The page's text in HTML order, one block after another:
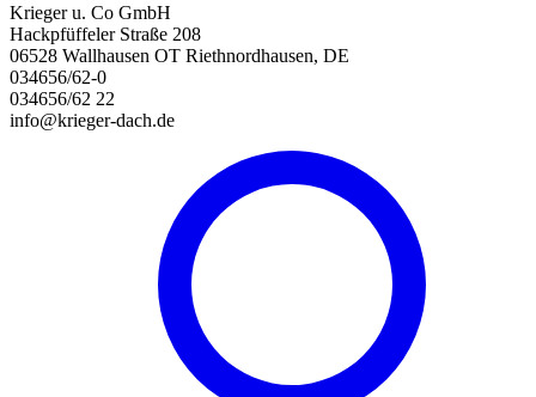
Krieger u. Co GmbH
Hackpfüffeler Straße 208
06528 Wallhausen OT Riethnordhausen, DE
034656/62-0
034656/62 22
info@krieger-dach.de